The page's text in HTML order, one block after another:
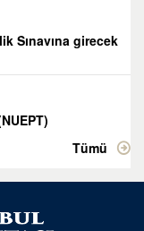
Sınavına girecek
Tümü